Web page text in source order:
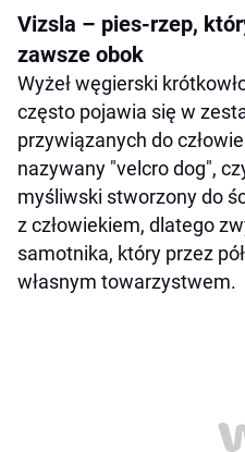
Vizsla – pies-rzep,
zawsze obok
Wyżeł węgierski
często pojawia się w
przywiązanych do
nazywany "velcro dog",
myśliwski stworzony do
z człowiekiem, dlatego
samotnika, który przez
własnym towarzystwem.